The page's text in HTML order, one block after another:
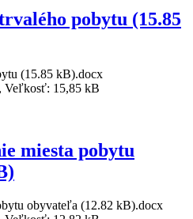
pobytu (15.85
(15.85 kB).docx
Veľkosť: 15,85 kB
miesta pobytu
obyvateľa (12.82 kB).docx